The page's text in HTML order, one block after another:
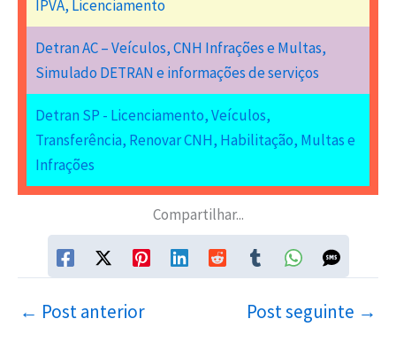
IPVA, Licenciamento
Detran AC – Veículos, CNH Infrações e Multas,
Simulado DETRAN e informações de serviços
Detran SP - Licenciamento, Veículos,
Transferência, Renovar CNH, Habilitação, Multas e
Infrações
Compartilhar...
← Post anterior Post seguinte →